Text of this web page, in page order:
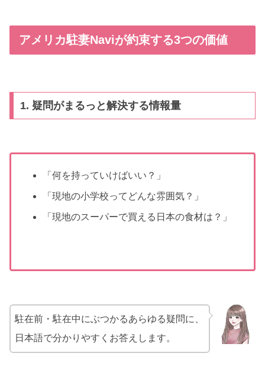
アメリカ駐妻Naviが約束する3つの価値
1. 疑問がまるっと解決する情報量
「何を持っていけばいい？」
「現地の小学校ってどんな雰囲気？」
「現地のスーパーで買える日本の食材は？」
駐在前・駐在中にぶつかるあらゆる疑問に、
日本語で分かりやすくお答えします。